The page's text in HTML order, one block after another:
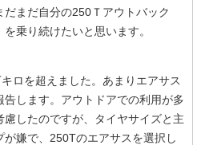
まだ自分の250Ｔアウトバック
乗り続けたいと思います。
ロを超えました。あまりエアサス
します。アウトドアでの利用が多
したのですが、タイヤサイズと主
嫌で、250Tのエアサスを選択し